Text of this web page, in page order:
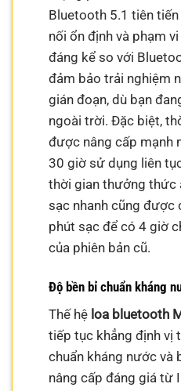
Bluetooth 5.1 tiên
nối ổn định và phạm
đáng kể so với
đảm bảo trải nghiệm
gián đoạn, dù bạn
ngoài trời. Đặc biệt,
được nâng cấp mạnh
30 giờ sử dụng liên
thời gian thưởng thức
sạc nhanh cũng được
phút sạc để có 4 giờ
của phiên bản cũ.
Độ bền bỉ chuẩn kháng
Thế hệ loa bluetooth
tiếp tục khẳng định vị
chuẩn kháng nước và
nâng cấp đáng giá từ